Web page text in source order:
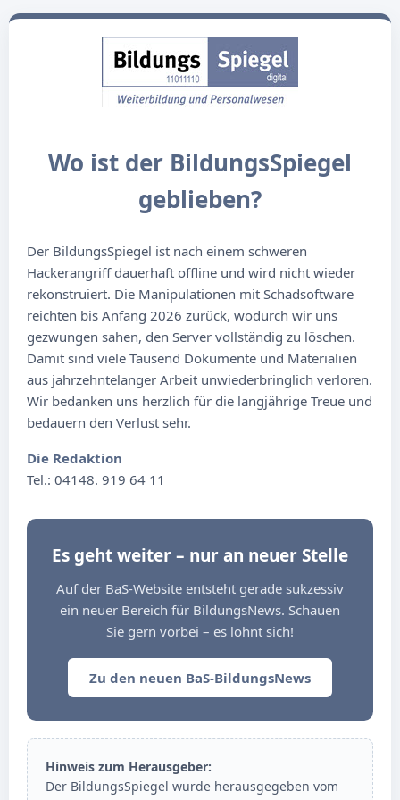
Wo ist der BildungsSpiegel
geblieben?
Der BildungsSpiegel ist nach einem schweren
Hackerangriff dauerhaft offline und wird nicht wieder
rekonstruiert. Die Manipulationen mit Schadsoftware
reichten bis Anfang 2026 zurück, wodurch wir uns
gezwungen sahen, den Server vollständig zu löschen.
Damit sind viele Tausend Dokumente und Materialien
aus jahrzehntelanger Arbeit unwiederbringlich verloren.
Wir bedanken uns herzlich für die langjährige Treue und
bedauern den Verlust sehr.
Die Redaktion
Tel.: 04148. 919 64 11
Es geht weiter – nur an neuer Stelle
Auf der BaS-Website entsteht gerade sukzessiv
ein neuer Bereich für BildungsNews. Schauen
Sie gern vorbei – es lohnt sich!
Zu den neuen BaS-BildungsNews
Hinweis zum Herausgeber:
Der BildungsSpiegel wurde herausgegeben vom